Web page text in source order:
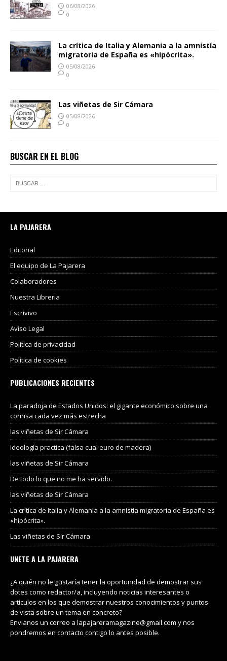
06/08/2026
0
La crítica de Italia y Alemania a la amnistía
migratoria de España es «hipócrita».
05/08/2026
0
Las viñetas de Sir Cámara
05/08/2026
0
BUSCAR EN EL BLOG
LA PAJARERA
Editorial
El equipo de La Pajarera
Colaboradores
Nuestra Libreria
Escrivivo
Aviso Legal
Política de privacidad
Política de cookies
PUBLICACIONES RECIENTES
La paradoja de Estados Unidos: el gigante económico sobre una
cornisa cada vez más estrecha
las viñetas de Sir Cámara
Ideología practica (falsa cual euro de madera)
las viñetas de Sir Cámara
De todo lo que no me ha servido.
las viñetas de Sir Cámara
La crítica de Italia y Alemania a la amnistía migratoria de España es
«hipócrita».
Las viñetas de Sir Cámara
UNETE A LA PAJARERA
¿A quién no le gustaría tener la oportunidad de demostrar sus
dotes como redactor/a, incluyendo noticias interesantes o
artículos en los que demostrar nuestros conocimientos y puntos
de vista sobre un tema en concreto?
Envianos un correo a lapajareramagazine@gmail.com y nos
pondremos en contacto contigo lo antes posible.